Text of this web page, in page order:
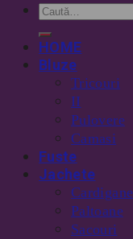
HOME
Bluze
Tricouri
II
Pulovere
Camasi
Fuste
Jachete
Cardigane
Paltoane
Sacouri